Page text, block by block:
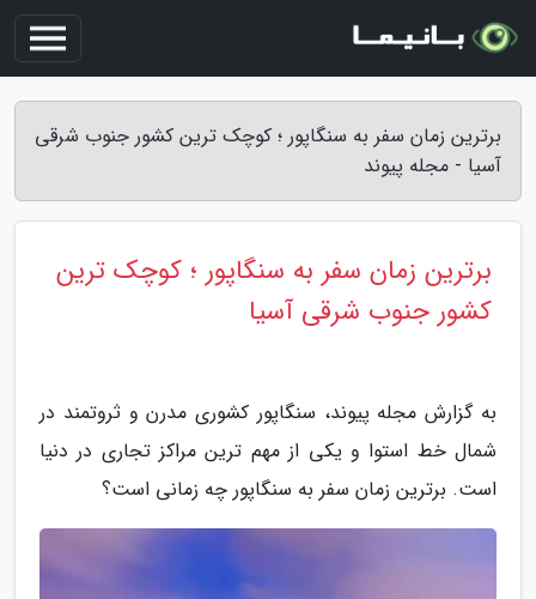
برترین زمان سفر به سنگاپور ؛ کوچک ترین کشور جنوب شرقی
آسیا - مجله پیوند
برترین زمان سفر به سنگاپور ؛ کوچک ترین
کشور جنوب شرقی آسیا
به گزارش مجله پیوند، سنگاپور کشوری مدرن و ثروتمند در
شمال خط استوا و یکی از مهم ترین مراکز تجاری در دنیا
است. برترین زمان سفر به سنگاپور چه زمانی است؟